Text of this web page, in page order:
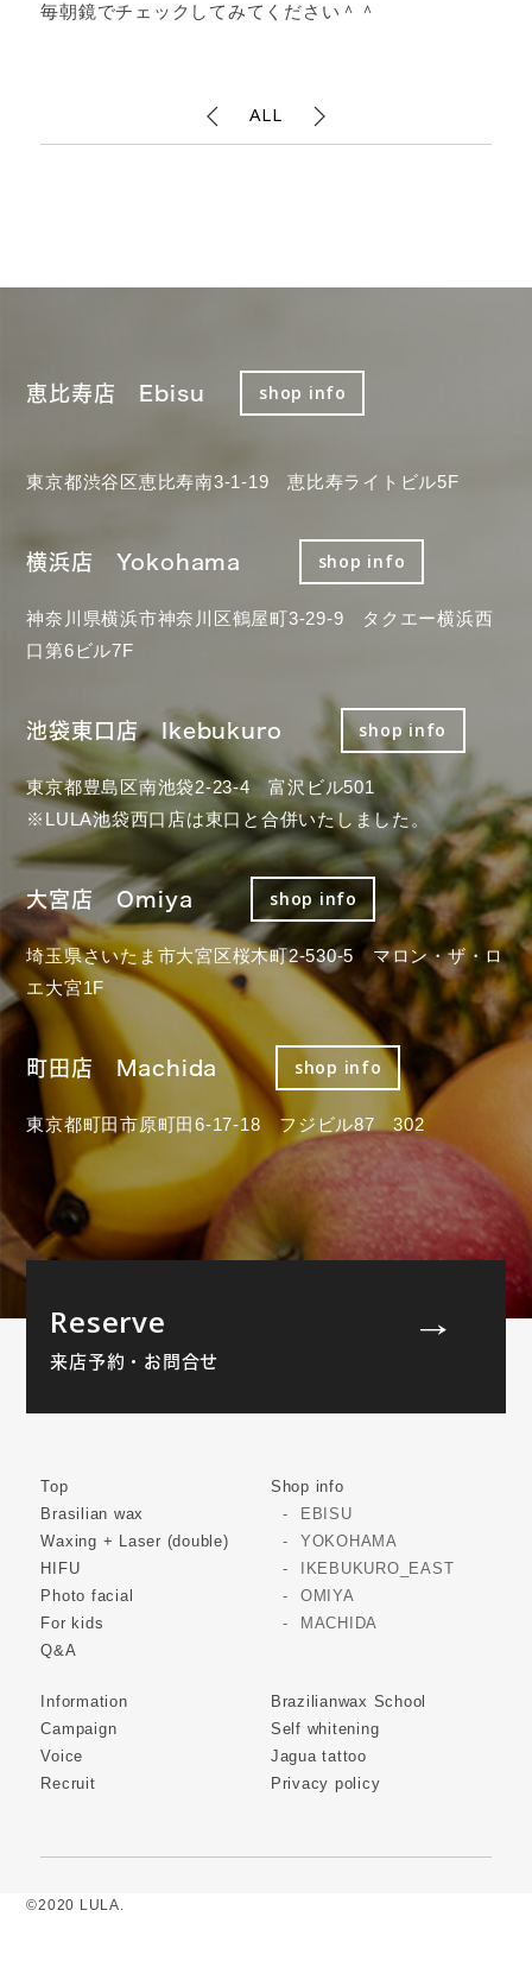
毎朝鏡でチェックしてみてください＾＾
ALL
恵比寿店 Ebisu shop info
東京都渋谷区恵比寿南3-1-19 恵比寿ライトビル5F
横浜店 Yokohama shop info
神奈川県横浜市神奈川区鶴屋町3-29-9 タクエー横浜西
口第6ビル7F
池袋東口店 Ikebukuro shop info
東京都豊島区南池袋2-23-4 富沢ビル501
※LULA池袋西口店は東口と合併いたしました。
大宮店 Omiya shop info
埼玉県さいたま市大宮区桜木町2-530-5 マロン・ザ・ロ
エ大宮1F
町田店 Machida shop info
東京都町田市原町田6-17-18 フジビル87 302
Reserve
来店予約・お問合せ
Top
Brasilian wax
Waxing + Laser (double)
HIFU
Photo facial
For kids
Q&A
Shop info
EBISU
YOKOHAMA
IKEBUKURO_EAST
OMIYA
MACHIDA
Information
Campaign
Voice
Recruit
Brazilianwax School
Self whitening
Jagua tattoo
Privacy policy
©2020 LULA.